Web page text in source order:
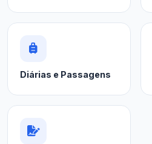
Diárias e Passagens